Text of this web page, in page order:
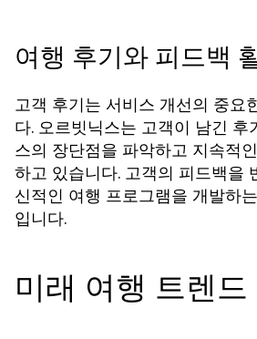
여행 후기와 피드백
고객 후기는 서비스 개선의 중요
다. 오르빗닉스는 고객이 남긴 후
스의 장단점을 파악하고 지속적
하고 있습니다. 고객의 피드백을
신적인 여행 프로그램을 개발하
입니다.
미래 여행 트렌